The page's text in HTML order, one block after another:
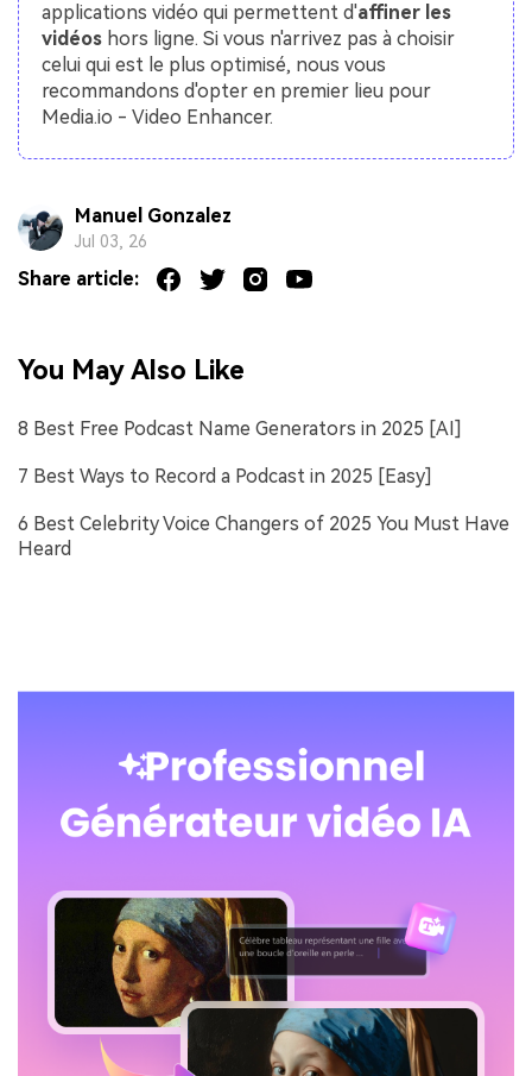
applications vidéo qui permettent d'affiner les
vidéos hors ligne. Si vous n'arrivez pas à choisir
celui qui est le plus optimisé, nous vous
recommandons d'opter en premier lieu pour
Media.io - Video Enhancer.
Manuel Gonzalez
Jul 03, 26
Share article:
You May Also Like
8 Best Free Podcast Name Generators in 2025 [AI]
7 Best Ways to Record a Podcast in 2025 [Easy]
6 Best Celebrity Voice Changers of 2025 You Must Have
Heard